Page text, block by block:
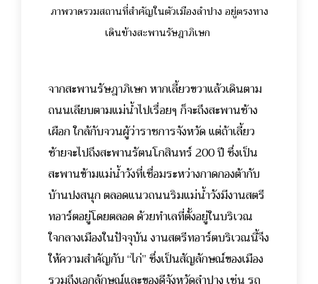
ภาพวาดรวมสถานที่สำคัญในตัวเมืองลำปาง อยู่ตรงทาง
เดินข้างสะพานรัษฎาภิเษก
จากสะพานรัษฎาภิเษก หากเลี้ยวขวาแล้วเดินตาม
ถนนเลียบตามแม่น้ำไปเรื่อยๆ ก็จะถึงสะพานช้าง
เผือก ใกล้กับจวนผู้ว่าราชการจังหวัด แต่ถ้าเลี้ยว
ซ้ายจะไปถึงสะพานรัตนโกสินทร์ 200 ปี ซึ่งเป็น
สะพานข้ามแม่น้ำวังที่เชื่อมระหว่างกาดกองต้ากับ
บ้านปงสนุก ตลอดแนวถนนริมแม่น้ำวังมีงานสตรี
ทอาร์ตอยู่โดยตลอด ด้วยทำเลที่ตั้งอยู่ในบริเวณ
ใจกลางเมืองในปัจจุบัน งานสตรีทอาร์ตบริเวณนี้จึง
ให้ความสำคัญกับ “ไก่” ซึ่งเป็นสัญลักษณ์ของเมือง